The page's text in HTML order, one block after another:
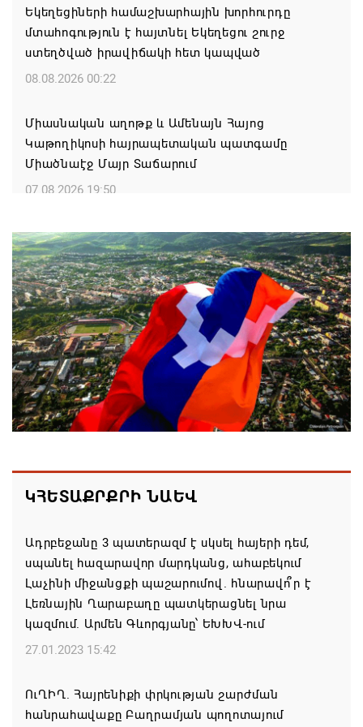
Եկեղեցիների համաշխարհային խորհուրդը
մտահոգություն է հայտնել Եկեղեցու շուրջ
ստեղծված իրավիճակի հետ կապված
08.08.2026 00:22
Միասնական աղոթք և Ամենայն Հայոց
Կաթողիկոսի հայրապետական պատգամը
Միածնաէջ Մայր Տաճարում
07.08.2026 19:50
Ժամանակակից Բելառուսին պակասում է այն
կառավարման համակարգը, որը կար խորհրդային
ժամանակներում, հայտարարել է Ալեքսանդր
Լուկաշենկոն
07.08.2026 17:16
ՀՀ ԱԱԾ սահմանապահ զորքերի
պատվիրակությունն այցելել է Լիտվայի
Հանրապետություն
07.08.2026 16:57
Գարեգին Բ-ի և եպիսկոպոսների գործով
դատավորն ինքնաբացարկ է հայտնել
Թուրքիան, Սաուդյան Արաբիան և Պակիստանը
ռազմական դաշինք ստեղծելու մասին
համաձայնագիր են ստորագրել
07.08.2026 16:43
հեռացնելու ընթացակարգ չկա
ԿՀԵՏԱՔՐՔՐԻ ՆԱԵՎ
Ադրբեջանը 3 պատերազմ է սկսել հայերի դեմ,
սպանել հազարավոր մարդկանց, ահաբեկում
Լաչինի միջանցքի պաշարումով. հնարավո՞ր է
Լեռնային Ղարաբաղը պատկերացնել նրա
կազմում. Արմեն Գևորգյանը՝ ԵԽԽՎ-ում
27.01.2023 15:42
ՈւՂԻՂ. Հայրենիքի փրկության շարժման
հանրահավաքը Բաղրամյան պողոտայում